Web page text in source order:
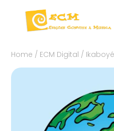
Home / ECM Digital / Ikaboyé